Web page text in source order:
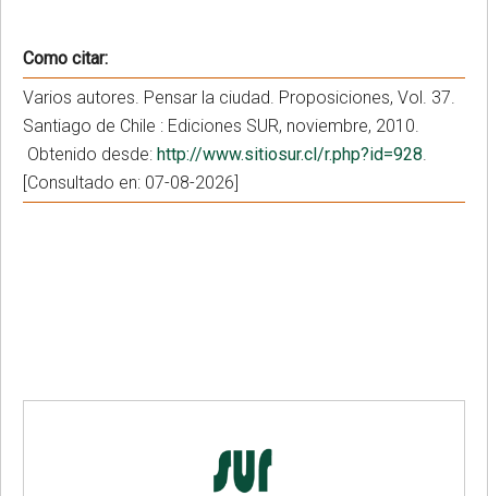
Como citar:
Varios autores. Pensar la ciudad. Proposiciones, Vol. 37.
Santiago de Chile : Ediciones SUR, noviembre, 2010.
Obtenido desde: http://www.sitiosur.cl/r.php?id=928
[Consultado en: 07-08-2026]